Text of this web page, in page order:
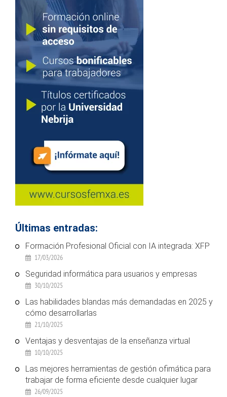
Últimas entradas:
Formación Profesional Oficial con IA integrada: XFP
17/03/2026
Seguridad informática para usuarios y empresas
30/10/2025
Las habilidades blandas más demandadas en 2025 y
cómo desarrollarlas
21/10/2025
Ventajas y desventajas de la enseñanza virtual
10/10/2025
Las mejores herramientas de gestión ofimática para
trabajar de forma eficiente desde cualquier lugar
26/09/2025